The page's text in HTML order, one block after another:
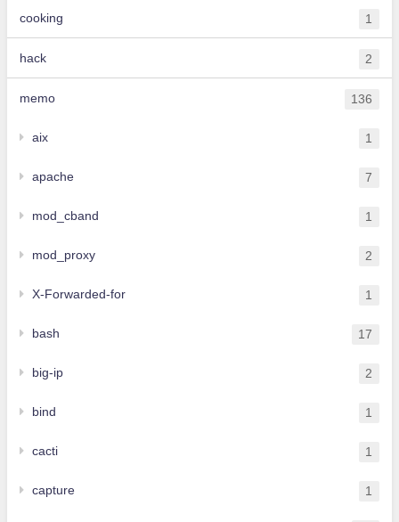
cooking 1
hack 2
memo 136
aix 1
apache 7
mod_cband 1
mod_proxy 2
X-Forwarded-for 1
bash 17
big-ip 2
bind 1
cacti 1
capture 1